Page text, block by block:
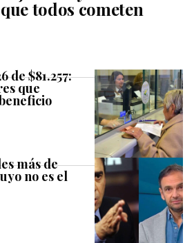
todos cometen
de $81.257:
que
más de
no es el